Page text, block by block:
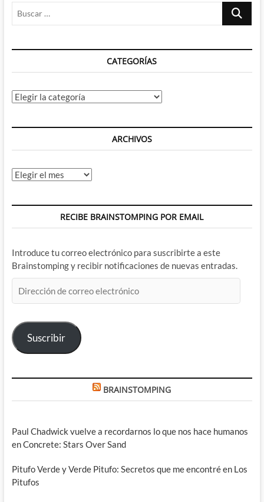
Buscar
CATEGORÍAS
Categorías
ARCHIVOS
Archivos
RECIBE BRAINSTOMPING POR EMAIL
Introduce tu correo electrónico para suscribirte a este
Brainstomping y recibir notificaciones de nuevas entradas.
de
electrónico
Suscribir
BRAINSTOMPING
Paul Chadwick vuelve a recordarnos lo que nos hace humanos
en Concrete: Stars Over Sand
Pitufo Verde y Verde Pitufo: Secretos que me encontré en Los
Pitufos